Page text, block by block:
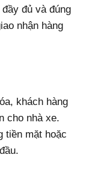
đủ và đúng
nhận hàng
khách hàng
cho nhà xe.
tiền mặt hoặc